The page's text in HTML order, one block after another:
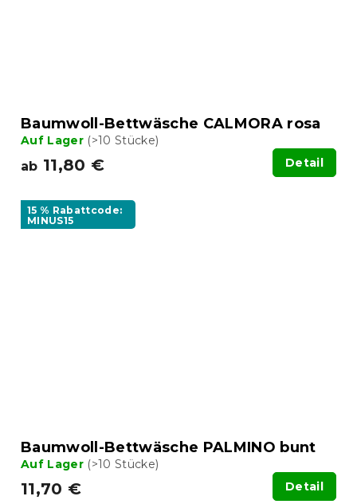
Baumwoll-Bettwäsche CALMORA rosa
Auf Lager (>10 Stücke)
ab 11,80 € Detail
15 % Rabattcode:
MINUS15
Baumwoll-Bettwäsche PALMINO bunt
Auf Lager (>10 Stücke)
11,70 € Detail